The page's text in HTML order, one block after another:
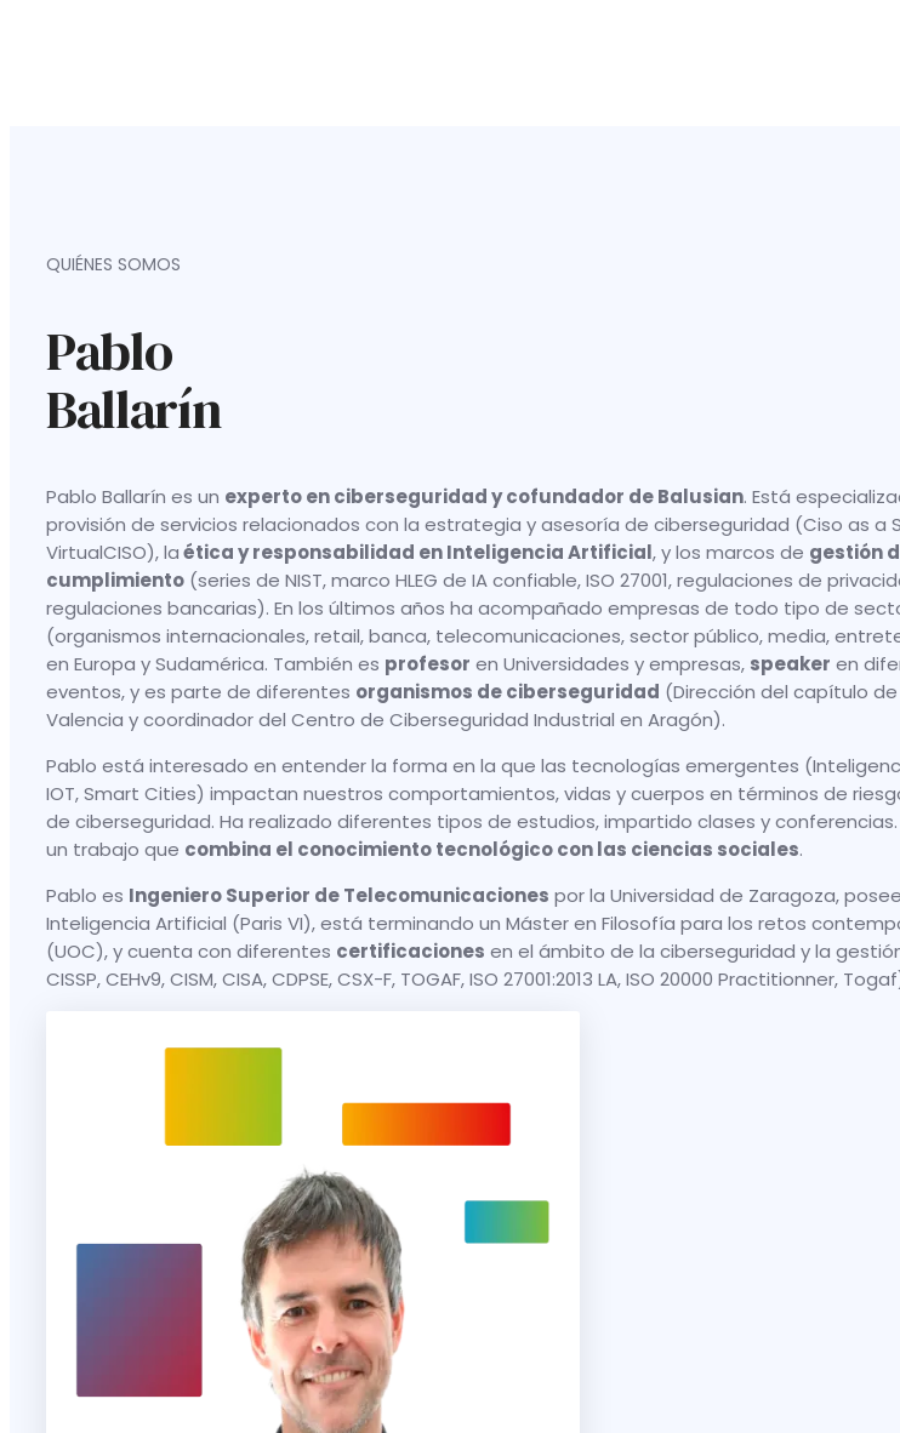
QUIÉNES SOMOS
Pablo
Ballarín
Pablo Ballarín es un experto en ciberseguridad y cofundador de Balusian. Está
provisión de servicios relacionados con la estrategia y asesoría de ciberseguridad (Ciso as a
VirtualCISO), laética y responsabilidad en Inteligencia Artificial, y los marcos de gestión
cumplimiento (series de NIST, marco HLEG de IA confiable, ISO 27001, regulaciones de
regulaciones bancarias). En los últimos años ha acompañado empresas de todo tipo de
(organismos internacionales, retail, banca, telecomunicaciones, sector público, media,
en Europa y Sudamérica. También es profesor en Universidades y empresas, speaker en
eventos, y es parte de diferentes organismos de ciberseguridad (Dirección del capítulo de
Valencia y coordinador del Centro de Ciberseguridad Industrial en Aragón).
Pablo está interesado en entender la forma en la que las tecnologías emergentes
IOT, Smart Cities) impactan nuestros comportamientos, vidas y cuerpos en términos de
de ciberseguridad. Ha realizado diferentes tipos de estudios, impartido clases y
un trabajo que combina el conocimiento tecnológico con las ciencias sociales.
Pablo es Ingeniero Superior de Telecomunicaciones por la Universidad de Zaragoza, posee
Inteligencia Artificial (Paris VI), está terminando un Máster en Filosofía para los retos
(UOC), y cuenta con diferentes certificaciones en el ámbito de la ciberseguridad y la gestión
CISSP, CEHv9, CISM, CISA, CDPSE, CSX-F, TOGAF, ISO 27001:2013 LA, ISO 20000 Practitionner,